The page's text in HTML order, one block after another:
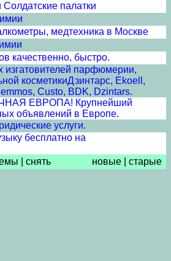
палатки
медтехника в Москве
качественно, быстро.
изгатовителей парфюмерии,
косметикиДзинтарс, Ekoell,
Custo, BDK, Dzintars.
ЕВРОПА! Крупнейший
объявлений в Европе.
услуги.
бесплатно на
снять новые старые